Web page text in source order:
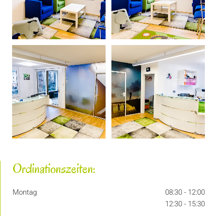
Ordinationszeiten:
Montag
08:30 - 12:00
12:30 - 15:30